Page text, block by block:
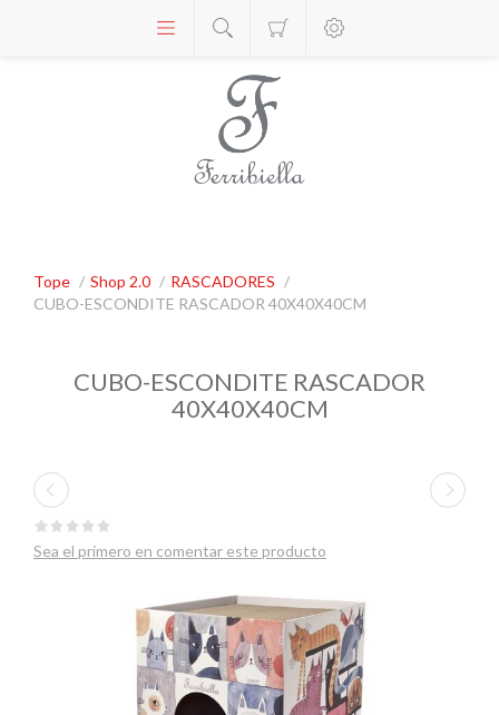
Tope / Shop 2.0 / RASCADORES /
CUBO-ESCONDITE RASCADOR 40X40X40CM
CUBO-ESCONDITE RASCADOR
40X40X40CM
Sea el primero en comentar este producto